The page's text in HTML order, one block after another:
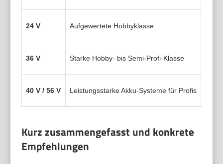
24 V Aufgewertete Hobbyklasse
36 V Starke Hobby- bis Semi-Profi-Klasse
40 V / 56 V Leistungsstarke Akku-Systeme für Profis
Kurz zusammengefasst und konkrete
Empfehlungen